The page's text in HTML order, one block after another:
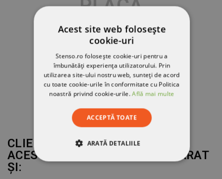
PLACĂ
CLIENȚII CARE AU CUMPĂRAT
ACEST PRODUS AU MAI CUMPĂRAT
ȘI:
Acest site web folosește
cookie-uri
Stenso.ro folosește cookie-uri pentru a
îmbunătăți experiența utilizatorului. Prin
utilizarea site-ului nostru web, sunteți de acord
cu toate cookie-urile în conformitate cu Politica
noastră privind cookie-urile.Află mai multe
ACCEPTĂ TOATE
ARATĂ DETALIILE
STRICT NECESARE